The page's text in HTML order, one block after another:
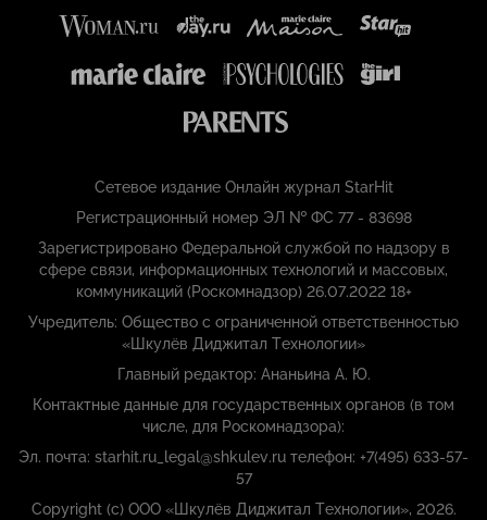
Сетевое издание Онлайн журнал StarHit
Регистрационный номер ЭЛ № ФС 77 - 83698
Зарегистрировано Федеральной службой по надзору в
сфере связи, информационных технологий и массовых,
коммуникаций (Роскомнадзор) 26.07.2022 18+
Учредитель: Общество с ограниченной ответственностью
«Шкулёв Диджитал Технологии»
Главный редактор: Ананьина А. Ю.
Контактные данные для государственных органов (в том
числе, для Роскомнадзора):
Эл. почта: starhit.ru_legal@shkulev.ru телефон: +7(495) 633-57-
57
Copyright (с) ООО «Шкулёв Диджитал Технологии», 2026.